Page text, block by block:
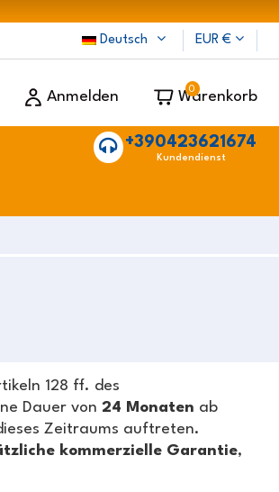
Deutsch EUR €
Anmelden 0
Warenkorb
+390423621674
Kundendienst
128 ff. des
Dauer von 24 Monaten ab
Zeitraums auftreten.
kommerzielle Garantie,